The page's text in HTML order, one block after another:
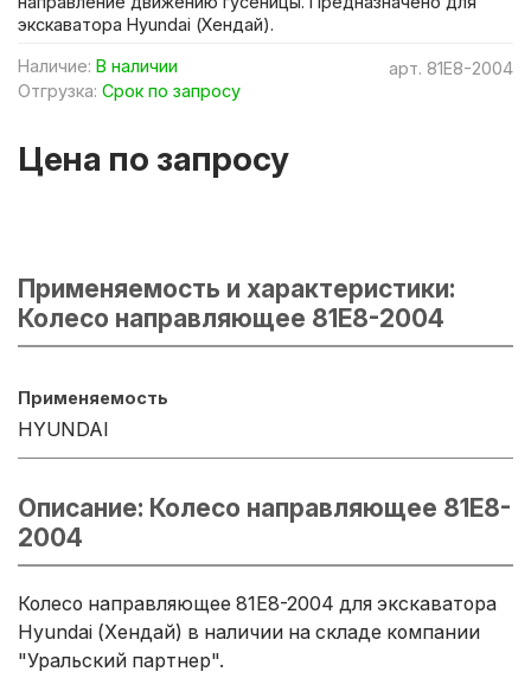
арт. 81E8-2004
Наличие: В наличии
Отгрузка: Срок по запросу
Цена по запросу
экскаватора Hyundai (Хендай).
Применяемость и характеристики:
Колесо направляющее 81E8-2004
Применяемость
HYUNDAI
Описание: Колесо направляющее 81E8-
2004
Колесо направляющее 81E8-2004 для экскаватора
Hyundai (Хендай) в наличии на складе компании
"Уральский партнер".